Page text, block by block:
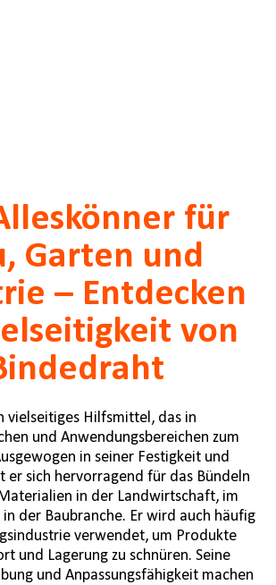
für
Garten und
– Entdecken
von
vielseitiges Hilfsmittel, das in
und Anwendungsbereichen zum
in seiner Festigkeit und
er sich hervorragend für das Bündeln
in der Landwirtschaft, im
der Baubranche. Er wird auch häufig
verwendet, um Produkte
und Lagerung zu schnüren. Seine
und Anpassungsfähigkeit machen